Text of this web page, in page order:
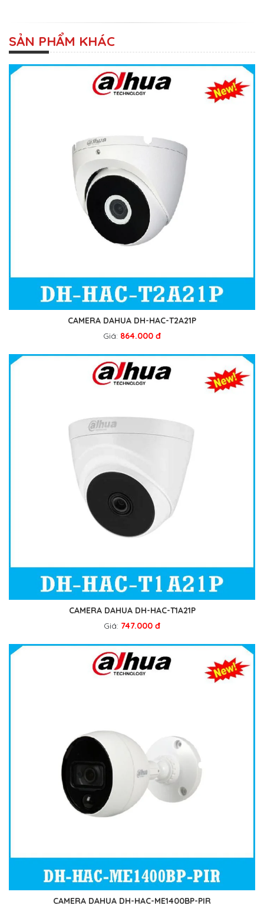
SẢN PHẨM KHÁC
CAMERA DAHUA DH-HAC-T2A21P
Giá: 864.000 đ
CAMERA DAHUA DH-HAC-T1A21P
Giá: 747.000 đ
CAMERA DAHUA DH-HAC-ME1400BP-PIR